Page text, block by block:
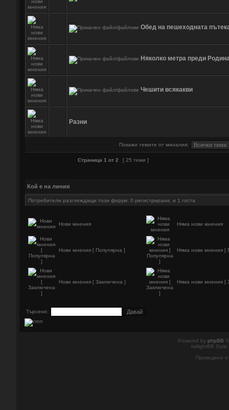
Обед на пешеходната
Няколко метра преди
Чешити всякакви
Разни
Покажи темите от миналия:
Страница 1 от 2 [ 25 теми ]
Кой е на линия
Потребители разглеждащи този форум: 0 регистрирани, и 1 госта
Нови мнения Няма нови мнения
Нови мнения [ Популярна ] Няма нови мнения [
Нови мнения [ Заключена ] Няма нови мнения [
Търсене:
Powered by phpBB
twilightBB
Преведено